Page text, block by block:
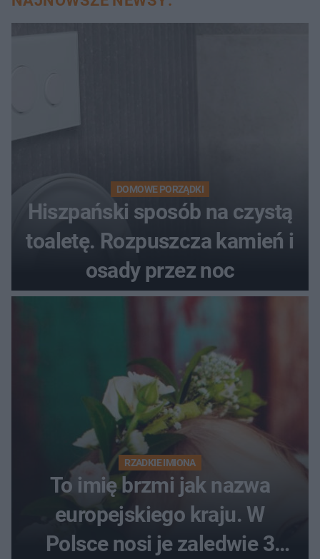
DOMOWE PORZĄDKI
Hiszpański sposób na czystą
toaletę. Rozpuszcza kamień i
osady przez noc
RZADKIE IMIONA
To imię brzmi jak nazwa
europejskiego kraju. W
Polsce nosi je zaledwie 3